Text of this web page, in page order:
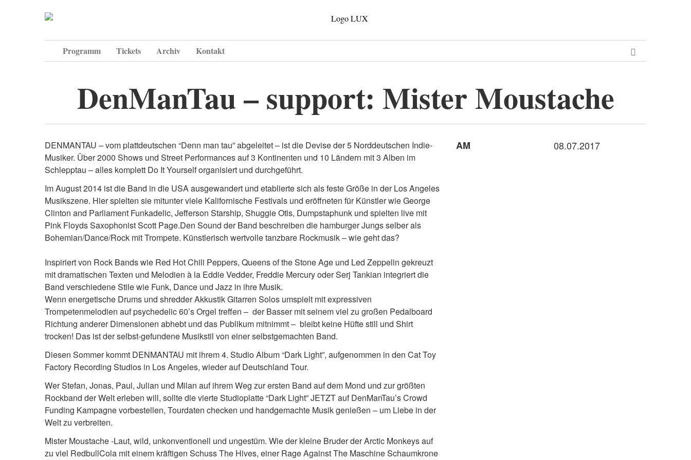
Programm Tickets Archiv Kontakt
DenManTau – support: Mister Moustache
DENMANTAU – vom plattdeutschen “Denn man tau” abgeleitet – ist die Devise der 5 Norddeutschen Indie-
Musiker. Über 2000 Shows und Street Performances auf 3 Kontinenten und 10 Ländern mit 3 Alben im
Schlepptau – alles komplett Do It Yourself organisiert und durchgeführt.
Im August 2014 ist die Band in die USA ausgewandert und etablierte sich als feste Größe in der Los Angeles
Musikszene. Hier spielten sie mitunter viele Kalifornische Festivals und eröffneten für Künstler wie George
Clinton and Parliament Funkadelic, Jefferson Starship, Shuggie Otis, Dumpstaphunk und spielten live mit
Pink Floyds Saxophonist Scott Page.Den Sound der Band beschreiben die hamburger Jungs selber als
Bohemian/Dance/Rock mit Trompete. Künstlerisch wertvolle tanzbare Rockmusik – wie geht das?
Inspiriert von Rock Bands wie Red Hot Chili Peppers, Queens of the Stone Age und Led Zeppelin gekreuzt
mit dramatischen Texten und Melodien à la Eddie Vedder, Freddie Mercury oder Serj Tankian integriert die
Band verschiedene Stile wie Funk, Dance und Jazz in ihre Musik.
Wenn energetische Drums und shredder Akkustik Gitarren Solos umspielt mit expressiven
Trompetenmelodien auf psychedelic 60’s Orgel treffen – der Basser mit seinem viel zu großen Pedalboard
Richtung anderer Dimensionen abhebt und das Publikum mitnimmt – bleibt keine Hüfte still und Shirt
trocken! Das ist der selbst-gefundene Musikstil von einer selbstgemachten Band.
Diesen Sommer kommt DENMANTAU mit ihrem 4. Studio Album “Dark Light”, aufgenommen in den Cat Toy
Factory Recording Studios in Los Angeles, wieder auf Deutschland Tour.
Wer Stefan, Jonas, Paul, Julian und Milan auf ihrem Weg zur ersten Band auf dem Mond und zur größten
Rockband der Welt erleben will, sollte die vierte Studioplatte “Dark Light” JETZT auf DenManTau’s Crowd
Funding Kampagne vorbestellen, Tourdaten checken und handgemachte Musik genießen – um Liebe in der
Welt zu verbreiten.
Mister Moustache -Laut, wild, unkonventionell und ungestüm. Wie der kleine Bruder der Arctic Monkeys auf
zu viel RedbullCola mit einem kräftigen Schuss The Hives, einer Rage Against The Maschine Schaumkrone
AM 08.07.2017